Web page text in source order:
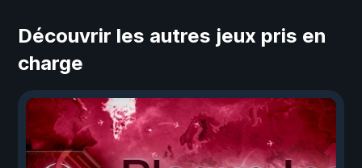
Découvrir les autres jeux pris en
charge